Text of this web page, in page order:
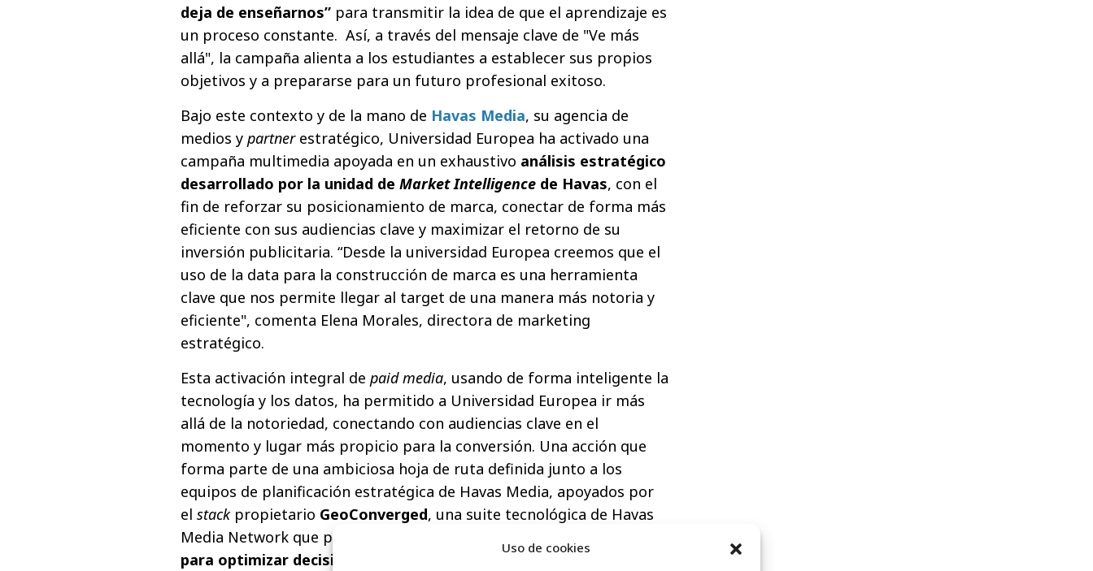
Uso de cookies
deja de enseñarnos” para transmitir la idea de que el aprendizaje es
un proceso constante. Así, a través del mensaje clave de "Ve más
allá", la campaña alienta a los estudiantes a establecer sus propios
objetivos y a prepararse para un futuro profesional exitoso.
Bajo este contexto y de la mano de Havas Media, su agencia de
medios y partnerestratégico, Universidad Europea ha activado una
campaña multimedia apoyada en un exhaustivo análisis estratégico
desarrollado por la unidad de Market Intelligence de Havas, con el
fin de reforzar su posicionamiento de marca, conectar de forma más
eficiente con sus audiencias clave y maximizar el retorno de su
inversión publicitaria. “Desde la universidad Europea creemos que el
uso de la data para la construcción de marca es una herramienta
clave que nos permite llegar al target de una manera más notoria y
eficiente", comenta Elena Morales, directora de marketing
estratégico.
Esta activación integral de paid media, usando de forma inteligente la
tecnología y los datos, ha permitido a Universidad Europea ir más
allá de la notoriedad, conectando con audiencias clave en el
momento y lugar más propicio para la conversión. Una acción que
forma parte de una ambiciosa hoja de ruta definida junto a los
equipos de planificación estratégica de Havas Media, apoyados por
el stackpropietario GeoConverged, una suite tecnológica de Havas
Media Network que permite
para optimizar decisiones de inversión, audiencias y geo